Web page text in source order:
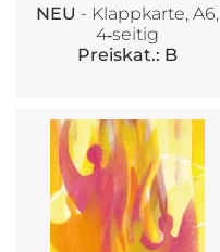
NEU - Klappkarte, A6,
4‑seitig
Preiskat.: B